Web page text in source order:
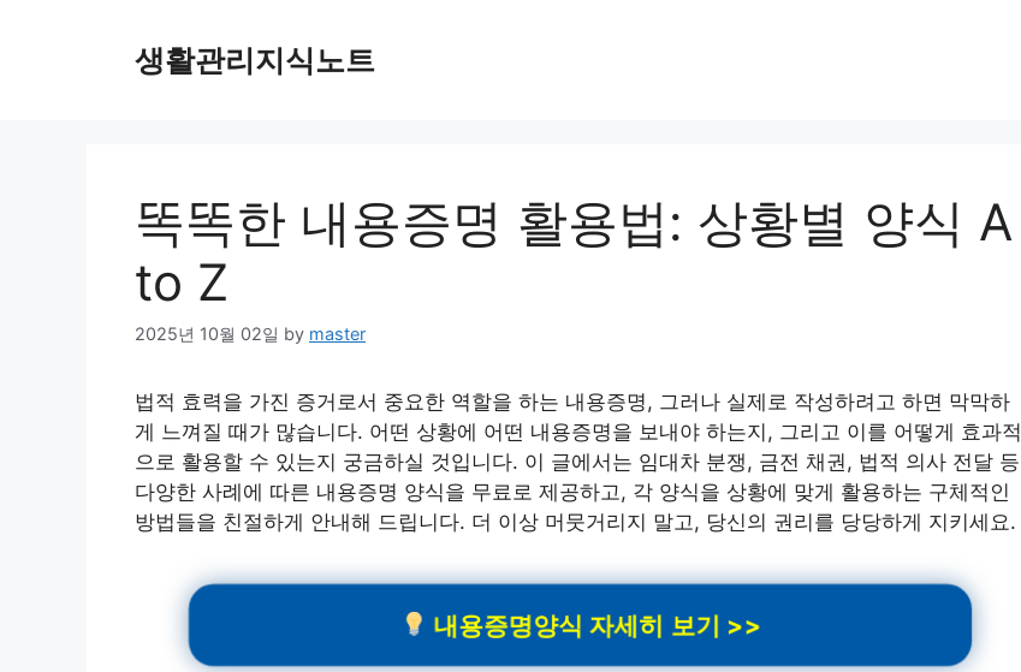
생활관리지식노트
똑똑한 내용증명 활용법: 상황별 양식 A
to Z
2025년 10월 02일 by master
법적 효력을 가진 증거로서 중요한 역할을 하는 내용증명, 그러나 실제로 작성하려고 하면 막막하
게 느껴질 때가 많습니다. 어떤 상황에 어떤 내용증명을 보내야 하는지, 그리고 이를 어떻게 효과적
으로 활용할 수 있는지 궁금하실 것입니다. 이 글에서는 임대차 분쟁, 금전 채권, 법적 의사 전달 등
다양한 사례에 따른 내용증명 양식을 무료로 제공하고, 각 양식을 상황에 맞게 활용하는 구체적인
방법들을 친절하게 안내해 드립니다. 더 이상 머뭇거리지 말고, 당신의 권리를 당당하게 지키세요.
내용증명양식 자세히 보기 >>